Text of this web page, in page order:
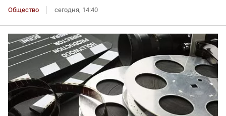
Общество сегодня, 14:40